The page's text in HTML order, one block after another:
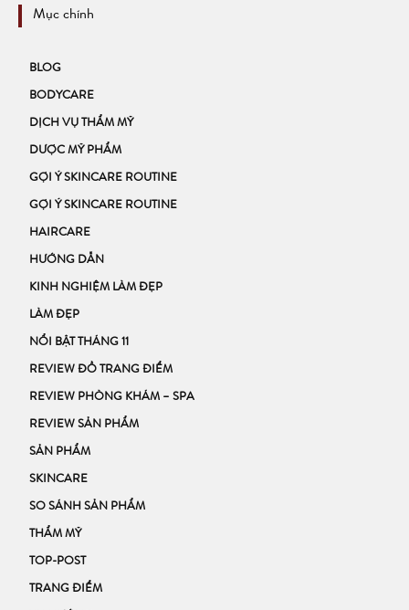
Mục chính
BLOG
BODYCARE
DỊCH VỤ THẨM MỸ
DƯỢC MỸ PHẨM
GỢI Ý SKINCARE ROUTINE
GỢI Ý SKINCARE ROUTINE
HAIRCARE
HƯỚNG DẪN
KINH NGHIỆM LÀM ĐẸP
LÀM ĐẸP
NỔI BẬT THÁNG 11
REVIEW ĐỒ TRANG ĐIỂM
REVIEW PHÒNG KHÁM – SPA
REVIEW SẢN PHẨM
SẢN PHẨM
SKINCARE
SO SÁNH SẢN PHẨM
THẨM MỸ
TOP-POST
TRANG ĐIỂM